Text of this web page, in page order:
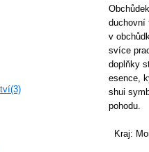
duchovní
v
svíce
doplňky
esence,
shui
pohodu.
Kraj: